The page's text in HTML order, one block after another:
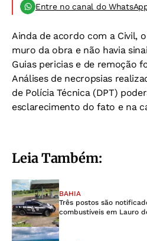
Entre no canal do
Ainda de acordo com a Civil,
muro da obra e não havia
Guias pericias e de remoção
Análises de necropsias
de Polícia Técnica (DPT)
esclarecimento do fato e na
Leia Também:
BAHIA
Três postos são
combustíveis em Lauro